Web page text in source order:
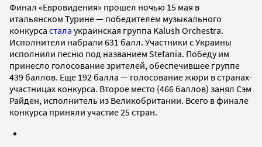
Финал «Евровидения» прошел ночью 15 мая в
итальянском Турине — победителем музыкального
конкурса стала украинская группа Kalush Orchestra.
Исполнители набрали 631 балл. Участники с Украины
исполнили песню под названием Stefania. Победу им
принесло голосование зрителей, обеспечившее группе
439 баллов. Еще 192 балла — голосование жюри в странах-
участницах конкурса. Второе место (466 баллов) занял Сэм
Райден, исполнитель из Великобритании. Всего в финале
конкурса приняли участие 25 стран.